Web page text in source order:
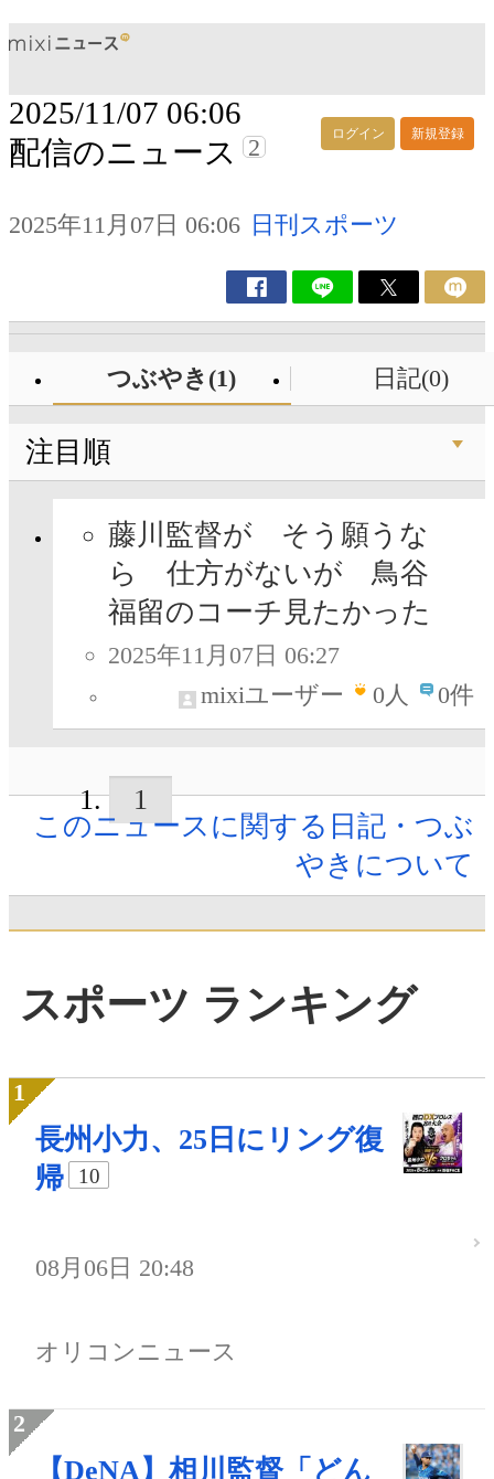
ログイン 新規登録
2025/11/07 06:06
配信のニュース
2
2025年11月07日 06:06 日刊スポーツ
つぶやき(1) 日記(0)
注目順
藤川監督が そう願うな
ら 仕方がないが 鳥谷
福留のコーチ見たかった
2025年11月07日 06:27
mixiユーザー
0人 0件
1
このニュースに関する日記・つぶ
やきについて
スポーツ ランキング
長州小力、25日にリング復
帰
10
08月06日 20:48
オリコンニュース
【DeNA】相川監督「どん